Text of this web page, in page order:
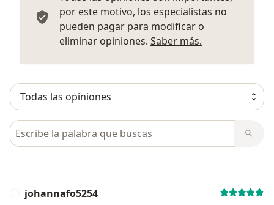
por este motivo, los especialistas no
pueden pagar para modificar o
eliminar opiniones. Saber más.
Busca en opiniones
johannafo5254